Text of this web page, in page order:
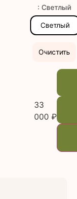
: Светлый
Светлый
Очистить
33
000₽